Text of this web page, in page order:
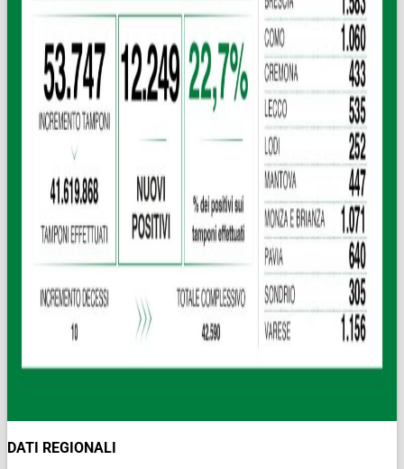
DATI REGIONALI